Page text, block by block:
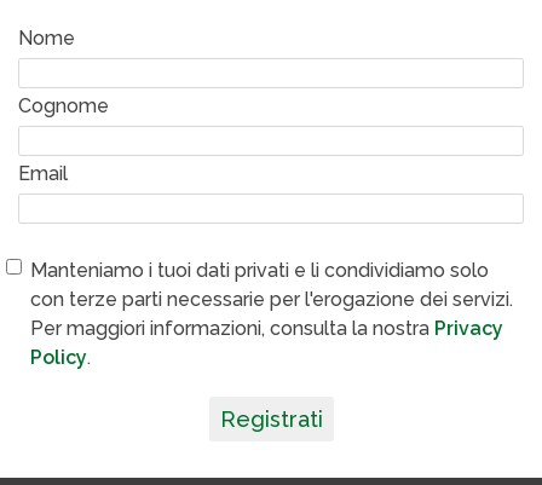
Nome
Cognome
Email
Manteniamo i tuoi dati privati e li condividiamo solo
con terze parti necessarie per l'erogazione dei servizi.
Per maggiori informazioni, consulta la nostra Privacy
Policy.
Registrati